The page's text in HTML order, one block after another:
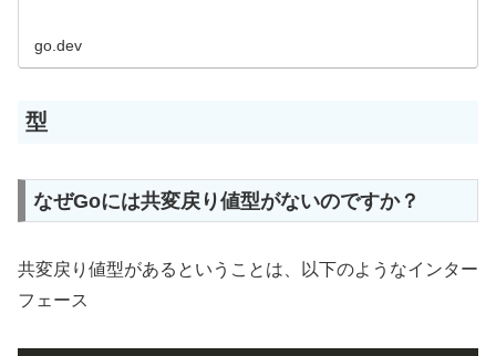
go.dev
型
なぜGoには共変戻り値型がないのですか？
共変戻り値型があるということは、以下のようなインター
フェース